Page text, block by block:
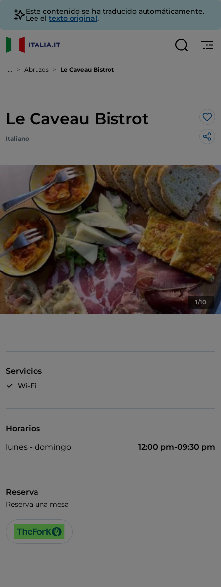
Este contenido se ha traducido automáticamente.
Lee el texto original.
... Abruzos Le Caveau Bistrot
Le Caveau Bistrot Me
Italiano
1/10
Servicios
Wi-Fi
Horarios
lunes - domingo
12:00 pm-09:30 pm
Reserva
Reserva una mesa